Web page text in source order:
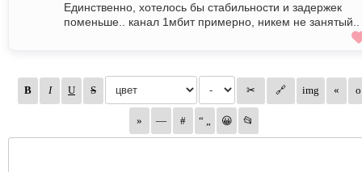
Единственно, хотелось бы стабильности и задержек
поменьше.. канал 1мбит примерно, никем не занятый..